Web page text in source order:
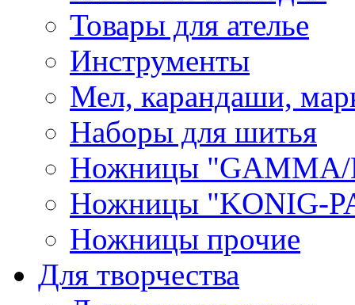
Товары для ателье
Инструменты
Мел, карандаши,
Наборы для шитья
Ножницы "GAMMA/
Ножницы "KONIG-
Ножницы прочие
Для творчества